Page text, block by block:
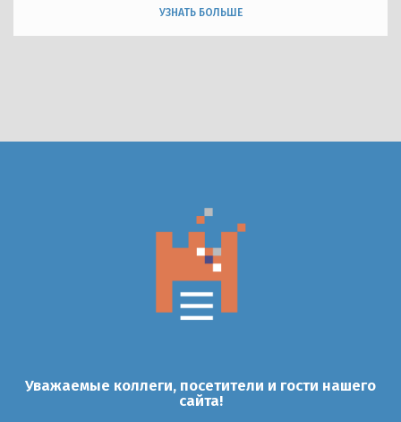
УЗНАТЬ БОЛЬШЕ
Уважаемые коллеги, посетители и гости нашего
сайта!